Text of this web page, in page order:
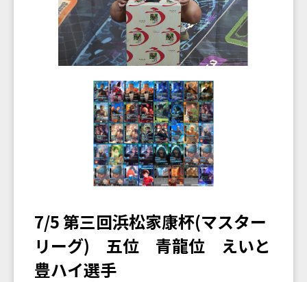
7/5 第三回浜松家康杯(マスター
リーグ) 五位 青龍位 えいと
豊ハイ選手